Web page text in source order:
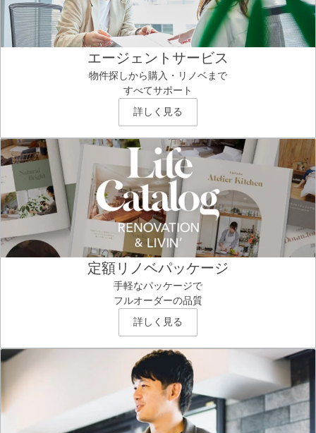
エージェントサービス
物件探しから購入・リノベまで
すべてサポート
詳しく見る
定額リノベパッケージ
手軽なパッケージで
フルオーダーの品質
詳しく見る